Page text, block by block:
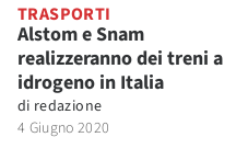
TRASPORTI
Alstom e Snam
realizzeranno dei treni a
idrogeno in Italia
di redazione
4 Giugno 2020